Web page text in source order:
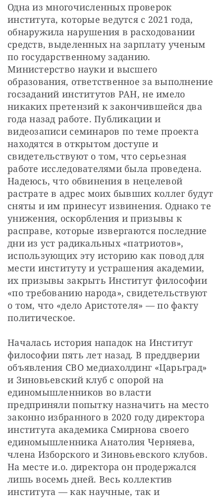
Одна из многочисленных проверок
института, которые ведутся с 2021 года,
обнаружила нарушения в расходовании
средств, выделенных на зарплату ученым
по государственному заданию.
Министерство науки и высшего
образования, ответственное за выполнение
госзаданий институтов РАН, не имело
никаких претензий к закончившейся два
года назад работе. Публикации и
видеозаписи семинаров по теме проекта
находятся в открытом доступе и
свидетельствуют о том, что серьезная
работе исследователями была проведена.
Надеюсь, что обвинения в нецелевой
растрате в адрес моих бывших коллег будут
сняты и им принесут извинения. Однако те
унижения, оскорбления и призывы к
расправе, которые извергаются последние
дни из уст радикальных «патриотов»,
использующих эту историю как повод для
мести институту и устрашения академии,
их призывы закрыть Институт философии
«по требованию народа», свидетельствуют
о том, что «дело Аристотеля» — по факту
политическое.
Началась история нападок на Институт
философии пять лет назад. В преддверии
объявления СВО медиахолдинг «Царьград»
и Зиновьевский клуб с опорой на
единомышленников во власти
предприняли попытку назначить на место
законно избранного в 2020 году директора
института академика Смирнова своего
единомышленника Анатолия Черняева,
члена Изборского и Зиновьевского клубов.
На месте и.о. директора он продержался
лишь восемь дней. Весь коллектив
института — как научные, так и